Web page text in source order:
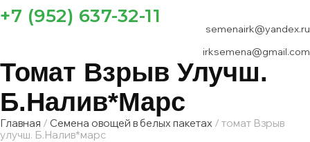
+7 (952) 637-32-11
semenairk@yandex.ru
irksemena@gmail.com
Томат Взрыв Улучш.
Б.Налив*марс
Главная / Семена овощей в белых пакетах / томат Взрыв
улучш. Б.Налив*марс